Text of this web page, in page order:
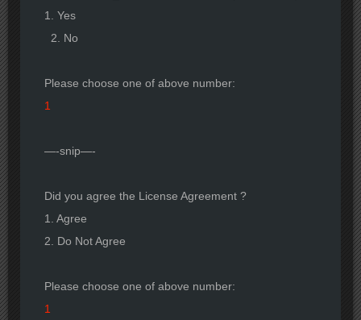
1. Yes
2. No
Please choose one of above number:
1
—-snip—-
Did you agree the License Agreement ?
1. Agree
2. Do Not Agree
Please choose one of above number:
1